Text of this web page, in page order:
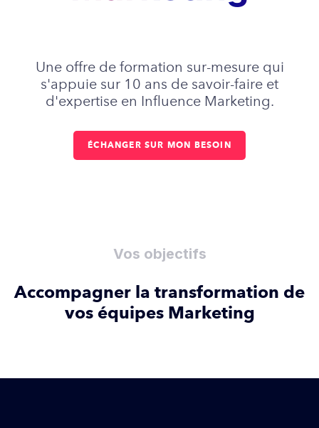
Une offre de formation sur-mesure qui
s'appuie sur 10 ans de savoir-faire et
d'expertise en Influence Marketing.
ÉCHANGER SUR MON BESOIN
Vos objectifs
Accompagner la transformation de
vos équipes Marketing